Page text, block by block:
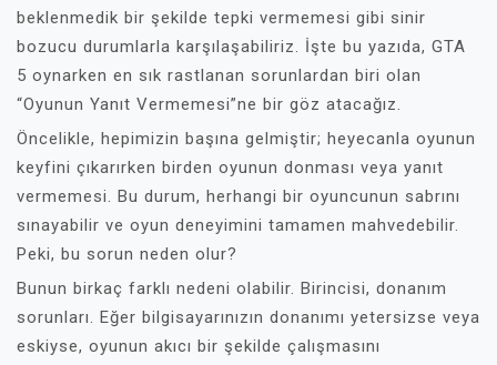
beklenmedik bir şekilde tepki vermemesi gibi sinir
bozucu durumlarla karşılaşabiliriz. İşte bu yazıda, GTA
5 oynarken en sık rastlanan sorunlardan biri olan
“Oyunun Yanıt Vermemesi”ne bir göz atacağız.
Öncelikle, hepimizin başına gelmiştir; heyecanla oyunun
keyfini çıkarırken birden oyunun donması veya yanıt
vermemesi. Bu durum, herhangi bir oyuncunun sabrını
sınayabilir ve oyun deneyimini tamamen mahvedebilir.
Peki, bu sorun neden olur?
Bunun birkaç farklı nedeni olabilir. Birincisi, donanım
sorunları. Eğer bilgisayarınızın donanımı yetersizse veya
eskiyse, oyunun akıcı bir şekilde çalışmasını